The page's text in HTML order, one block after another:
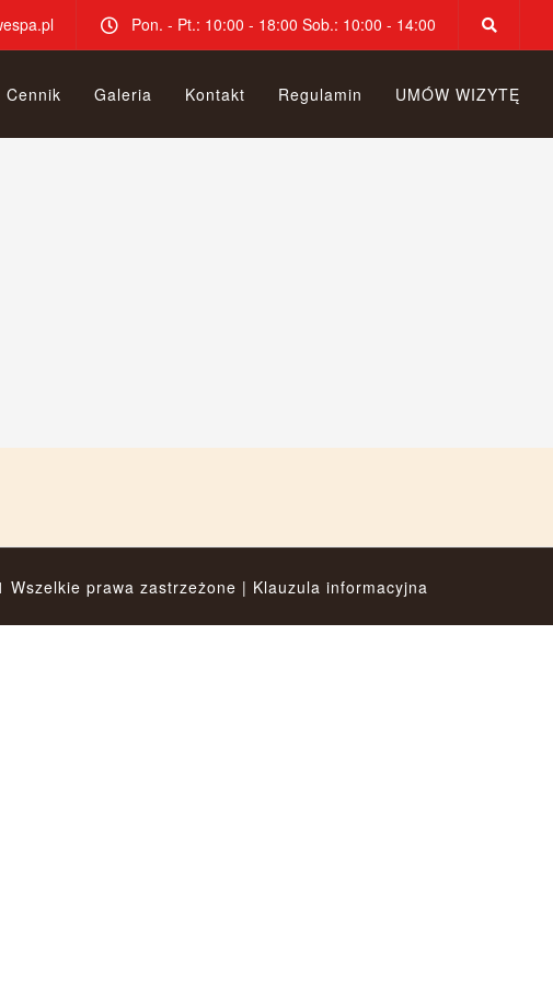
Pon. - Pt.: 10:00 - 18:00 Sob.: 10:00 - 14:00
Cennik Galeria Kontakt Regulamin UMÓW WIZYTĘ
Wszelkie prawa zastrzeżone | Klauzula informacyjna